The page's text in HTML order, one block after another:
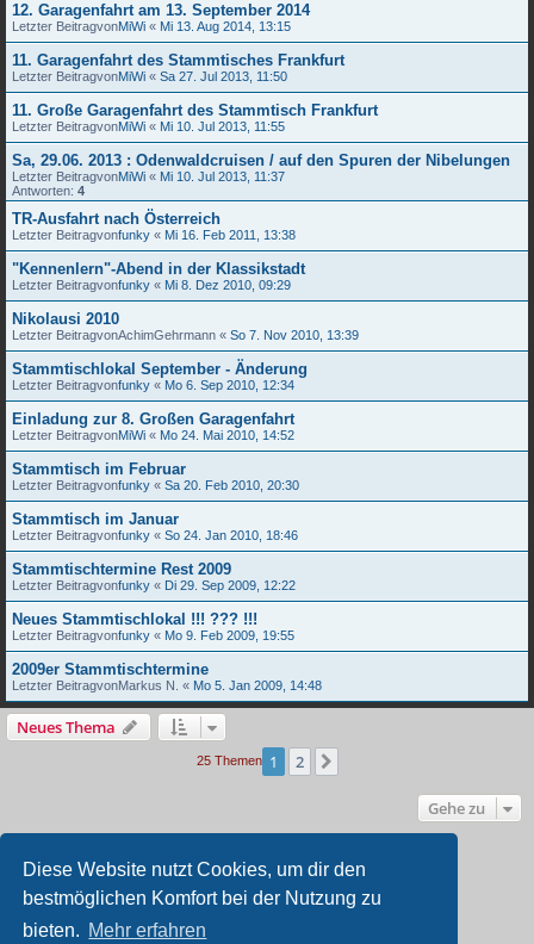
Diese Website nutzt Cookies, um dir den
bestmöglichen Komfort bei der Nutzung zu
bieten. Mehr erfahren
12. Garagenfahrt am 13. September 2014
Letzter BeitragvonMiWi « Mi 13. Aug 2014, 13:15
11. Garagenfahrt des Stammtisches Frankfurt
Letzter BeitragvonMiWi « Sa 27. Jul 2013, 11:50
11. Große Garagenfahrt des Stammtisch Frankfurt
Letzter BeitragvonMiWi « Mi 10. Jul 2013, 11:55
Sa, 29.06. 2013 : Odenwaldcruisen / auf den Spuren der Nibelungen
Letzter BeitragvonMiWi « Mi 10. Jul 2013, 11:37
Antworten: 4
TR-Ausfahrt nach Österreich
Letzter Beitragvonfunky « Mi 16. Feb 2011, 13:38
"Kennenlern"-Abend in der Klassikstadt
Letzter Beitragvonfunky « Mi 8. Dez 2010, 09:29
Nikolausi 2010
Letzter BeitragvonAchimGehrmann « So 7. Nov 2010, 13:39
Stammtischlokal September - Änderung
Letzter Beitragvonfunky « Mo 6. Sep 2010, 12:34
Einladung zur 8. Großen Garagenfahrt
Letzter BeitragvonMiWi « Mo 24. Mai 2010, 14:52
Stammtisch im Februar
Letzter Beitragvonfunky « Sa 20. Feb 2010, 20:30
Stammtisch im Januar
Letzter Beitragvonfunky « So 24. Jan 2010, 18:46
Stammtischtermine Rest 2009
Letzter Beitragvonfunky « Di 29. Sep 2009, 12:22
Neues Stammtischlokal !!! ??? !!!
Letzter Beitragvonfunky « Mo 9. Feb 2009, 19:55
2009er Stammtischtermine
Letzter BeitragvonMarkus N. « Mo 5. Jan 2009, 14:48
Neues Thema
25 Themen 1 2
Gehe zu
BERECHTIGUNGEN IN DIESEM FORUM
neuen Themen in diesem Forum erstellen.
Du darfstkeine Antworten zu Themen in diesem Forum erstellen.
Du darfst deine Beiträge in diesem Forum